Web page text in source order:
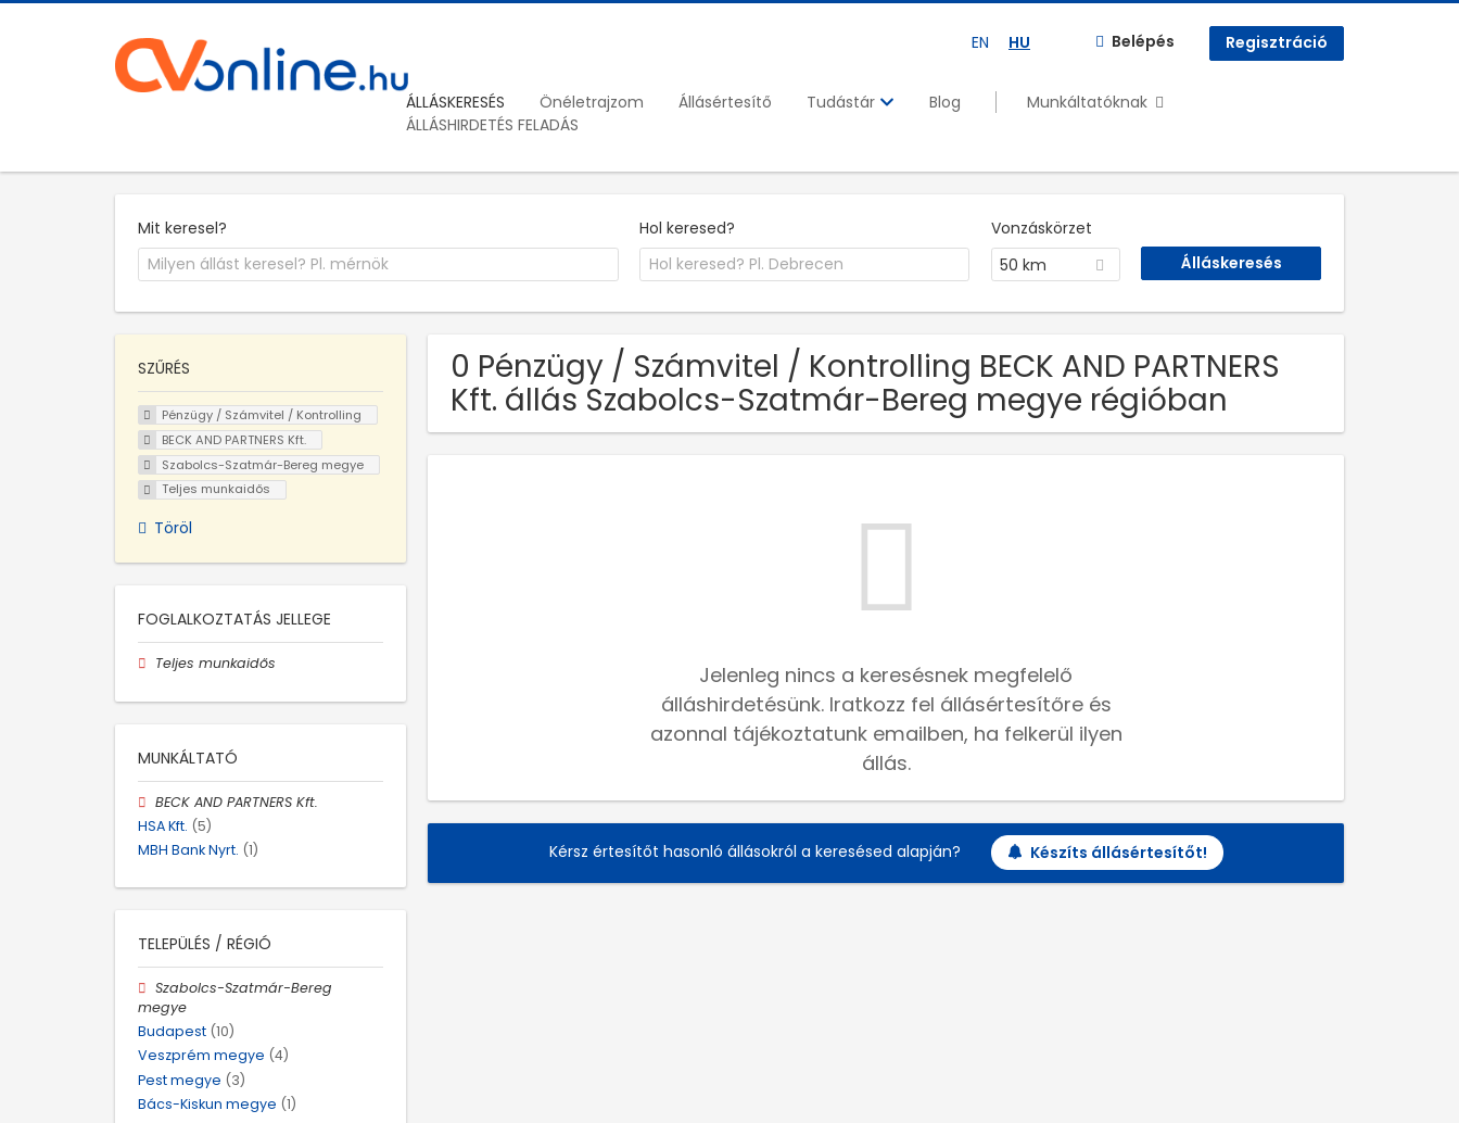
EN HU Belépés Regisztráció
ÁLLÁSKERESÉS Önéletrajzom Állásértesítő Tudástár Blog
Munkáltatóknak
ÁLLÁSHIRDETÉS FELADÁS
Mit keresel? Hol keresed?
Vonzáskörzet
50 km
0 Pénzügy / Számvitel / Kontrolling BECK AND PARTNERS
Kft. állás Szabolcs-Szatmár-Bereg megye régióban
Jelenleg nincs a keresésnek megfelelő
álláshirdetésünk. Iratkozz fel állásértesítőre és
azonnal tájékoztatunk emailben, ha felkerül ilyen
állás.
Kérsz értesítőt hasonló állásokról a keresésed alapján? Készíts állásértesítőt!
SZŰRÉS
Pénzügy / Számvitel / Kontrolling
BECK AND PARTNERS Kft.
Szabolcs-Szatmár-Bereg megye
Teljes munkaidős
Töröl
FOGLALKOZTATÁS JELLEGE
Teljes munkaidős
MUNKÁLTATÓ
BECK AND PARTNERS Kft.
HSA Kft. (5)
MBH Bank Nyrt. (1)
TELEPÜLÉS / RÉGIÓ
Szabolcs-Szatmár-Bereg
megye
Budapest (10)
Veszprém megye (4)
Pest megye (3)
Bács-Kiskun megye (1)